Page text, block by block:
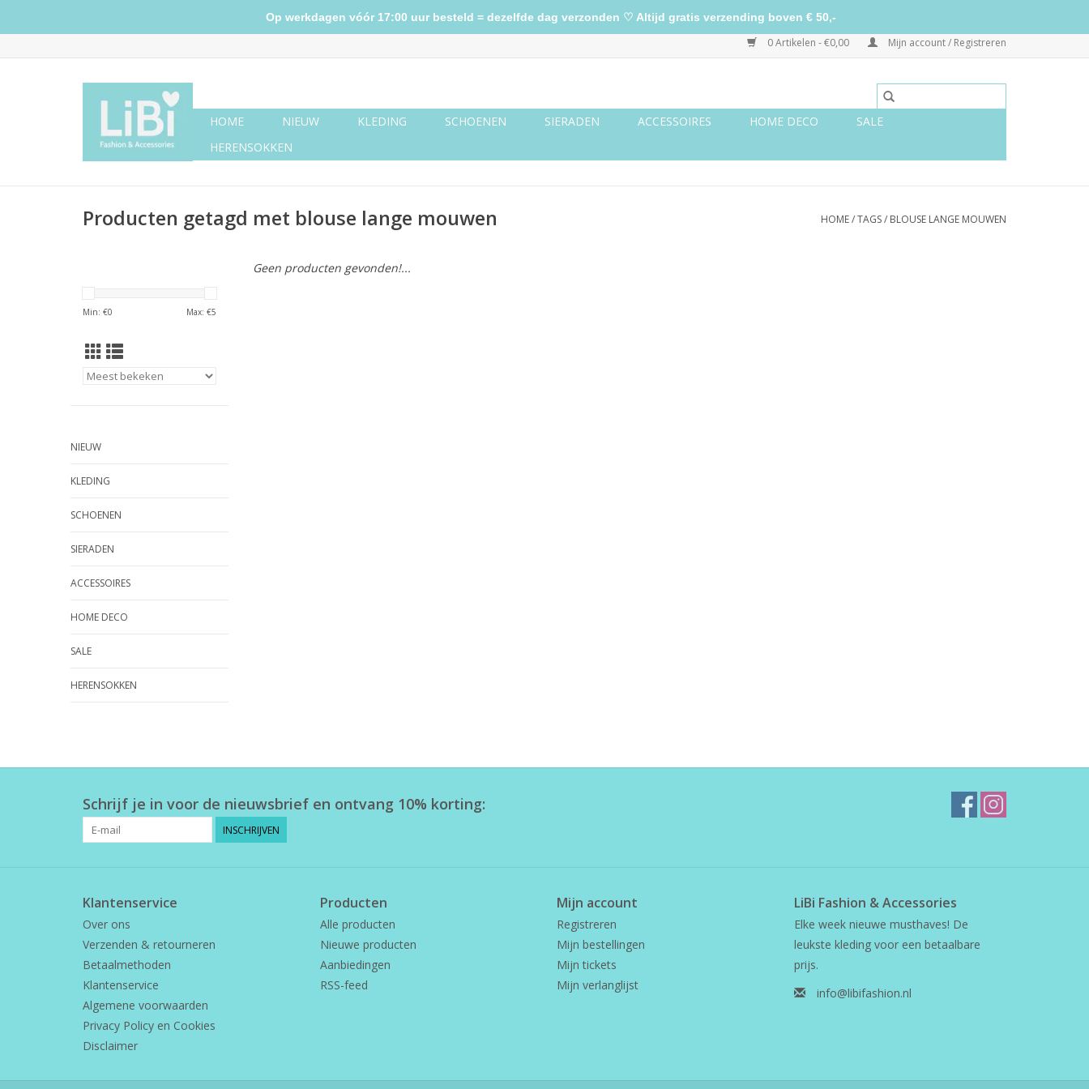
0 Artikelen - €0,00 Mijn account / Registreren
HOME NIEUW KLEDING SCHOENEN SIERADEN ACCESSOIRES HOME DECO
SALE
HERENSOKKEN
Producten getagd met blouse lange mouwen HOME/TAGS/ BLOUSE LANGE MOUWEN
Min: €0 Max: €5
NIEUW
KLEDING
SCHOENEN
SIERADEN
ACCESSOIRES
HOME DECO
SALE
HERENSOKKEN
Geen producten gevonden!...
Schrijf je in voor de nieuwsbrief en ontvang 10% korting:
INSCHRIJVEN
Klantenservice
Over ons
Verzenden & retourneren
Betaalmethoden
Klantenservice
Algemene voorwaarden
Privacy Policy en Cookies
Disclaimer
Producten
Alle producten
Nieuwe producten
Aanbiedingen
RSS-feed
Mijn account
Registreren
Mijn bestellingen
Mijn tickets
Mijn verlanglijst
LiBi Fashion & Accessories
Elke week nieuwe musthaves! De
leukste kleding voor een betaalbare
prijs.
info@libifashion.nl
Op werkdagen vóór 17:00 uur besteld = dezelfde dag verzonden ♡ Altijd gratis verzending boven € 50,-